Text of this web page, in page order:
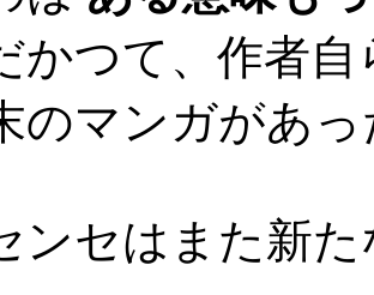
かつて、作者自
のマンガがあ
ンセはまた新